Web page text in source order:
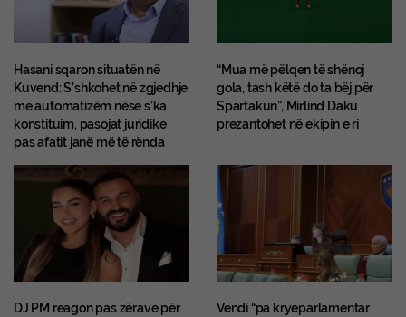
Hasani sqaron situatën në
Kuvend: S’shkohet në zgjedhje
me automatizëm nëse s’ka
konstituim, pasojat juridike
pas afatit janë më të rënda
“Mua më pëlqen të shënoj
gola, tash këtë do ta bëj për
Spartakun”, Mirlind Daku
prezantohet në ekipin e ri
DJ PM reagon pas zërave për
Vendi “pa kryeparlamentar